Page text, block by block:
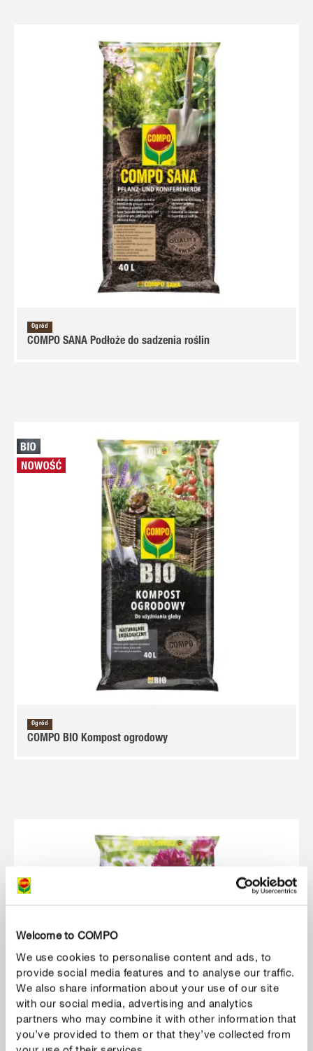
Welcome to COMPO
We use cookies to personalise content and ads, to
provide social media features and to analyse our traffic.
We also share information about your use of our site
with our social media, advertising and analytics
partners who may combine it with other information that
you’ve provided to them or that they’ve collected from
Ogród
COMPO SANA Podłoże do sadzenia roślin
Ogród
COMPO BIO Kompost ogrodowy